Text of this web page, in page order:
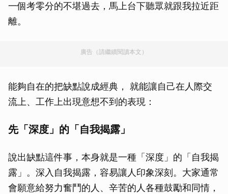
一個考零分的不堪過去，馬上台下聽眾就跟我拉近距
離。
廣告（請繼續閱讀本文）
能夠自在的把缺點說成經典， 就能讓自己在人際交
流上、工作上出現意想不到的表現：
先「深度」的「自我揭露」
說出缺點這件事，本身就是一種「深度」的「自我揭
露」。深入自我揭露，容易讓人印象深刻。大家通常
會願意給努力奮鬥的人、辛苦的人各種鼓勵和同情，